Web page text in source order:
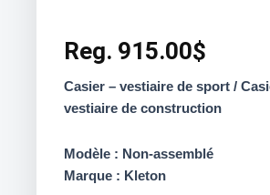
Reg. 915.00$
Casier – vestiaire de sport /
vestiaire de construction
Modèle : Non-assemblé
Marque : Kleton